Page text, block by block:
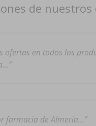
de nuestros
ofertas en todos los
farmacia de Almería…